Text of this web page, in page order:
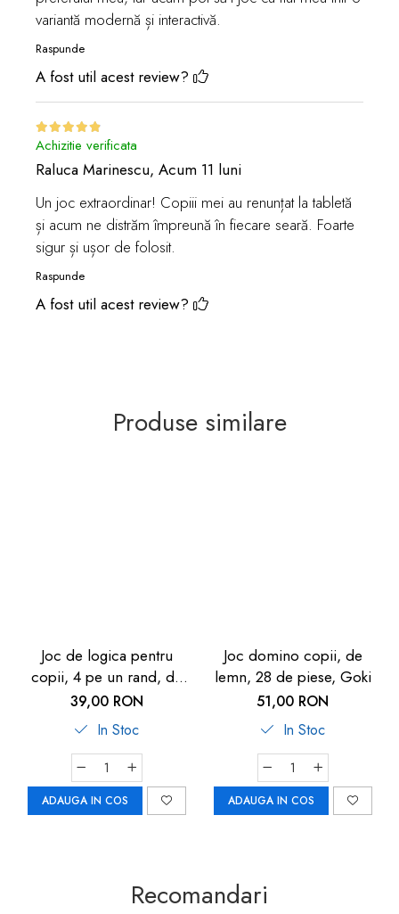
variantă modernă și interactivă.
Raspunde
A fost util acest review?
Achizitie verificata
Raluca Marinescu, Acum 11 luni
Un joc extraordinar! Copiii mei au renunțat la tabletă
și acum ne distrăm împreună în fiecare seară. Foarte
sigur și ușor de folosit.
Raspunde
A fost util acest review?
Produse similare
Joc de logica pentru
copii, 4 pe un rand, de
lemn, Goki
39,00 RON
In Stoc
ADAUGA IN COS
Joc domino copii, de
lemn, 28 de piese, Goki
51,00 RON
In Stoc
ADAUGA IN COS
Recomandari